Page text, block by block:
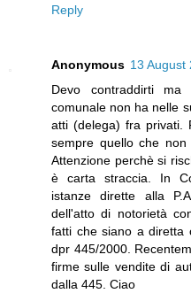
Reply
Anonymous 13 August
Devo contraddirti
comunale non ha nelle
atti (delega) fra privati.
sempre quello che
Attenzione perchè si
è carta straccia. In
istanze dirette alla
dell'atto di notorietà
fatti che siano a diretta
dpr 445/2000.
firme sulle vendite di
dalla 445. Ciao